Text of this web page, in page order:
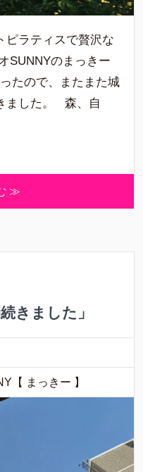
ピラティスで贅沢な
SUNNYのまっきー
たので、またまた城
ました。 森、自
≫
きました」
【 まっきー 】